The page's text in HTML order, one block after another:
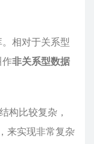
。相对于关系型
作非关系型数据
构比较复杂，
来实现非常复杂